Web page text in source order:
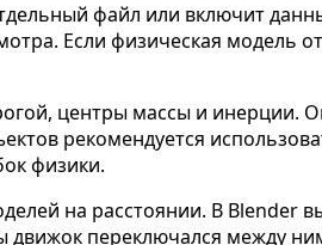
файл или включит
Если физическая модель
центры массы и инерции.
рекомендуется
физики.
на расстоянии. В Blender
движок переключался между